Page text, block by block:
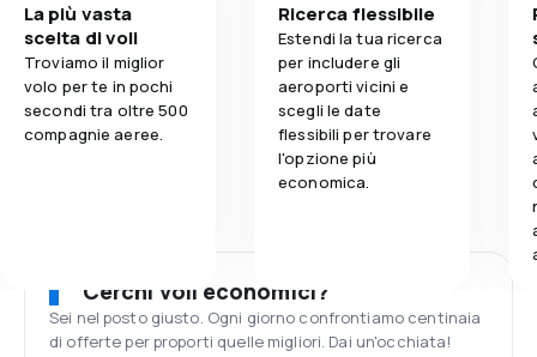
La più vasta
scelta di voli
Troviamo il miglior
volo per te in pochi
secondi tra oltre 500
compagnie aeree.
Ricerca flessibile
Estendi la tua ricerca
per includere gli
aeroporti vicini e
scegli le date
flessibili per trovare
l'opzione più
economica.
Cerchi voli economici?
Sei nel posto giusto. Ogni giorno confrontiamo centinaia
di offerte per proporti quelle migliori. Dai un'occhiata!